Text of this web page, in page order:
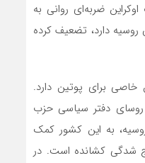
ضربه‌ای روانی به
روسیه دارد، تضعیف کرده
خاصی برای پوتین دارد.
روسای دفتر سیاسی حزب
به این کشور کمک
شدگی کشانده است. در